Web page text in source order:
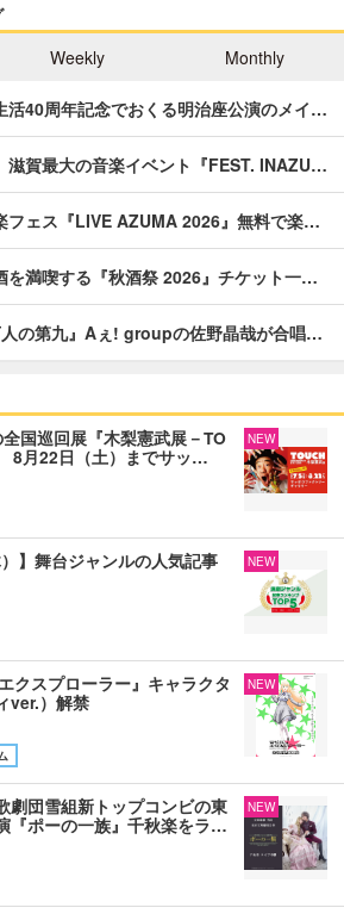
Weekly Monthly
活40周年記念でおくる明治座公演のメイ…
滋賀最大の音楽イベント『FEST. INAZU…
フェス『LIVE AZUMA 2026』無料で楽…
を満喫する『秋酒祭 2026』チケット一…
人の第九』Aぇ! groupの佐野晶哉が合唱…
国巡回展『木梨憲武展－TO
8月22日（土）までサッ…
NEW
】舞台ジャンルの人気記事
NEW
クスプローラー』キャラクタ
ver.）解禁
NEW
劇団雪組新トップコンビの東
『ポーの一族』千秋楽をラ…
NEW